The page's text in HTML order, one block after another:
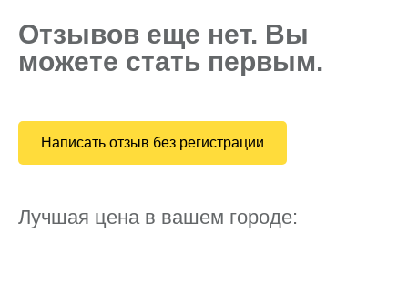
Отзывов еще нет. Вы
можете стать первым.
Написать отзыв без регистрации
Лучшая цена в вашем городе: